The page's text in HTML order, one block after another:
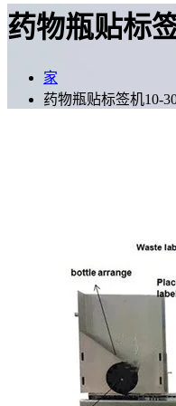
药物瓶贴标
家
药物瓶贴标签机10-